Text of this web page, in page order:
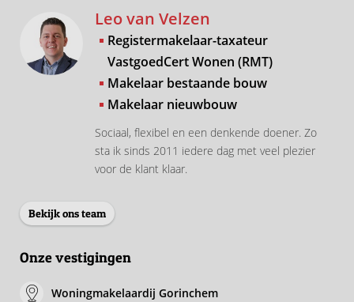
Leo van Velzen
Registermakelaar-taxateur
VastgoedCert Wonen (RMT)
Makelaar bestaande bouw
Makelaar nieuwbouw
Sociaal, flexibel en een denkende doener. Zo
sta ik sinds 2011 iedere dag met veel plezier
voor de klant klaar.
Bekijk ons team
Onze vestigingen
Woningmakelaardij Gorinchem